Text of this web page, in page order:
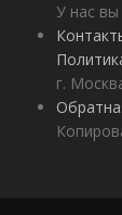
У нас
г.